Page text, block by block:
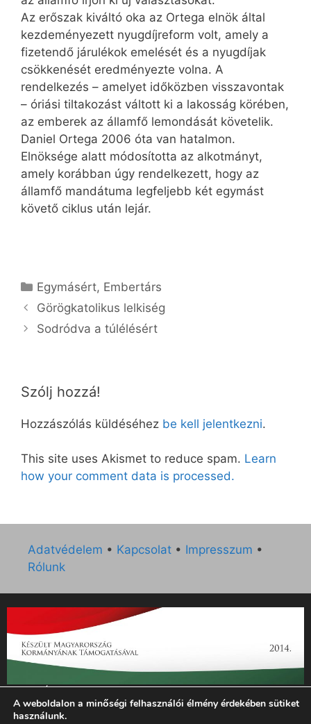
Az erőszak kiváltó oka az Ortega elnök által
kezdeményezett nyugdíjreform volt, amely a
fizetendő járulékok emelését és a nyugdíjak
csökkenését eredményezte volna. A
rendelkezés – amelyet időközben visszavontak
– óriási tiltakozást váltott ki a lakosság körében,
az emberek az államfő lemondását követelik.
Daniel Ortega 2006 óta van hatalmon.
Elnöksége alatt módosította az alkotmányt,
amely korábban úgy rendelkezett, hogy az
államfő mandátuma legfeljebb két egymást
követő ciklus után lejár.
Kategória
Egymásért, Embertárs
Görögkatolikus lelkiség
Sodródva a túlélésért
Szólj hozzá!
Hozzászólás küldéséhez be kell jelentkezni.
This site uses Akismet to reduce spam. Learn
how your comment data is processed.
Adatvédelem • Kapcsolat • Impresszum •
Rólunk
„Az Új Ember katolikus hetilap 2014. évi működésének
támogatását az EGYH-KCP-14-P-0121 sz. támogatási
A weboldalon a minőségi felhasználói élmény érdekében sütiket
használunk.